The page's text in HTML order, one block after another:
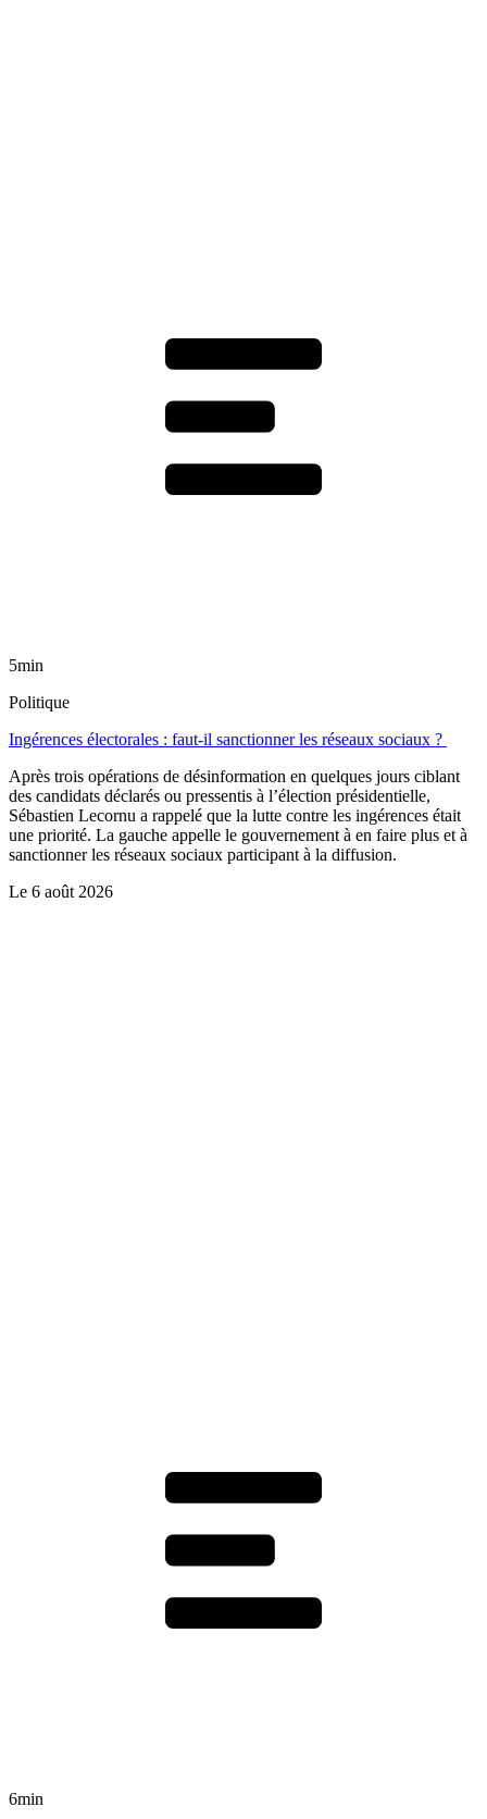
5min
Politique
Ingérences électorales : faut-il sanctionner les réseaux sociaux ?
Après trois opérations de désinformation en quelques jours ciblant
des candidats déclarés ou pressentis à l’élection présidentielle,
Sébastien Lecornu a rappelé que la lutte contre les ingérences était
une priorité. La gauche appelle le gouvernement à en faire plus et à
sanctionner les réseaux sociaux participant à la diffusion.
Le 6 août 2026
6min